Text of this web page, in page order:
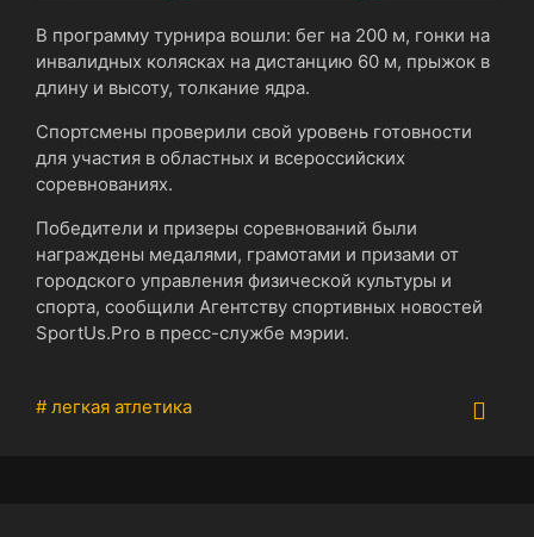
В программу турнира вошли: бег на 200 м, гонки на
инвалидных колясках на дистанцию 60 м, прыжок в
длину и высоту, толкание ядра.
Спортсмены проверили свой уровень готовности
для участия в областных и всероссийских
соревнованиях.
Победители и призеры соревнований были
награждены медалями, грамотами и призами от
городского управления физической культуры и
спорта, сообщили Агентству спортивных новостей
SportUs.Pro в пресс-службе мэрии.
# легкая атлетика